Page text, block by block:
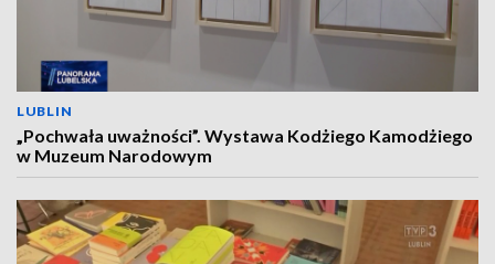
LUBLIN
„Pochwała uważności”. Wystawa Kodżiego Kamodżiego
w Muzeum Narodowym